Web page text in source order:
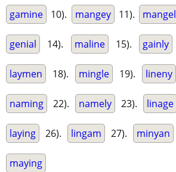
gamine 10). mangey 11). mangel
genial 14). maline 15). gainly
laymen 18). mingle 19). lineny
naming 22). namely 23). linage
laying 26). lingam 27). minyan
maying